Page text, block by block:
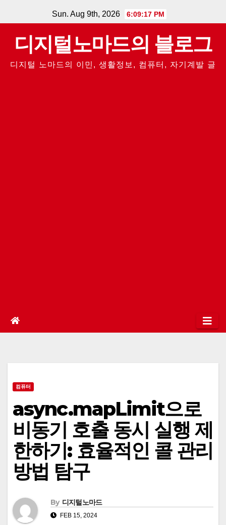
to
content
Sun. Aug 9th, 2026 6:09:18 PM
디지털노마드의 블로그
디지털 노마드의 이민, 생활정보, 컴퓨터, 자기계발 글
컴퓨터
async.mapLimit으로
비동기 호출 동시 실행 제
한하기: 효율적인 콜 관리
방법 탐구
By 디지털노마드
FEB 15, 2024